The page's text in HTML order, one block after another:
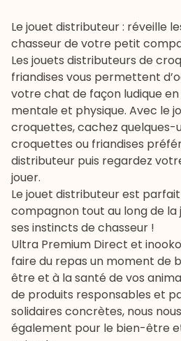
Le jouet distributeur : réveille
chasseur de votre petit
Les jouets distributeurs de
friandises vous permettent
votre chat de façon ludique
mentale et physique. Avec le
croquettes, cachez quelques-
croquettes ou friandises
distributeur puis regardez
jouer.
Le jouet distributeur est
compagnon tout au long de
ses instincts de chasseur !
Ultra Premium Direct et inooko
faire du repas un moment de
être et à la santé de vos
de produits responsables et
solidaires concrètes, nous
également pour le bien-être